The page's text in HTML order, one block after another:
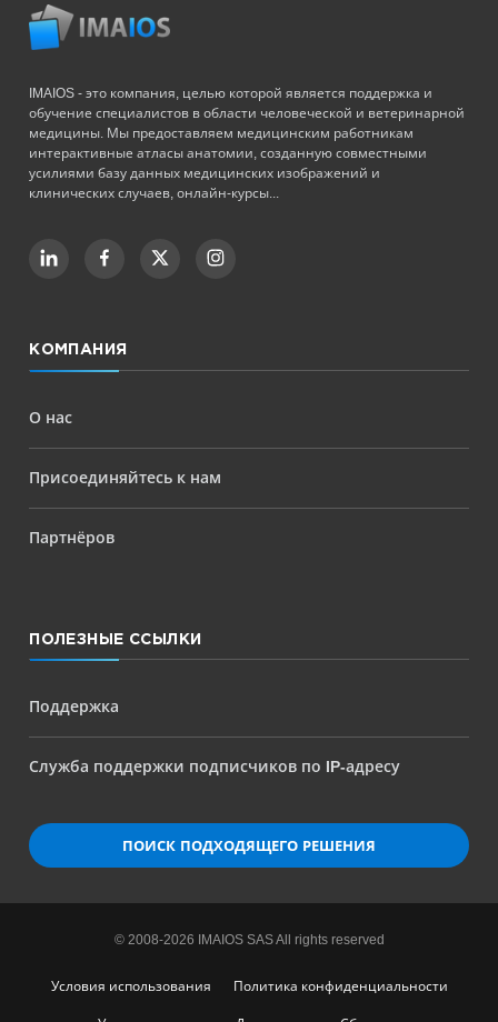
IMAIOS - это компания, целью которой является поддержка и
обучение специалистов в области человеческой и ветеринарной
медицины. Мы предоставляем медицинским работникам
интерактивные атласы анатомии, созданную совместными
усилиями базу данных медицинских изображений и
клинических случаев, онлайн-курсы...
КОМПАНИЯ
О нас
Присоединяйтесь к нам
Партнёров
ПОЛЕЗНЫЕ ССЫЛКИ
Поддержка
Служба поддержки подписчиков по IP-адресу
ПОИСК ПОДХОДЯЩЕГО РЕШЕНИЯ
© 2008-2026 IMAIOS SAS All rights reserved
Условия использования Политика конфиденциальности